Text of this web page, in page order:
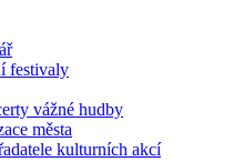
festivaly
vážné hudby
města
kulturních akcí